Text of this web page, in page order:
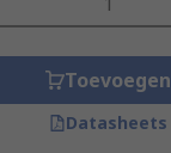
Toevoegen
Datasheets